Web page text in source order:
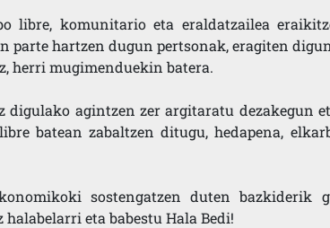
libre, komunitario eta eraldatzailea
parte hartzen dugun pertsonak, eragiten
herri mugimenduekin batera.
agintzen zer argitaratu dezakegun
batean zabaltzen ditugu, hedapena,
sostengatzen duten bazkiderik
eta babestu Hala Bedi!